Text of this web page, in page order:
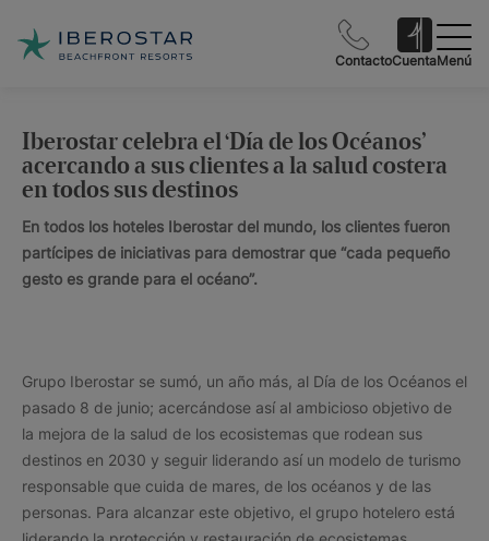
ContactoCuentaMenú
Iberostar celebra el ‘Día de los Océanos’
acercando a sus clientes a la salud costera
en todos sus destinos
En todos los hoteles Iberostar del mundo, los clientes fueron
partícipes de iniciativas para demostrar que “cada pequeño
gesto es grande para el océano”.
Grupo Iberostar se sumó, un año más, al Día de los Océanos el
pasado 8 de junio; acercándose así al ambicioso objetivo de
la mejora de la salud de los ecosistemas que rodean sus
destinos en 2030 y seguir liderando así un modelo de turismo
responsable que cuida de mares, de los océanos y de las
personas. Para alcanzar este objetivo, el grupo hotelero está